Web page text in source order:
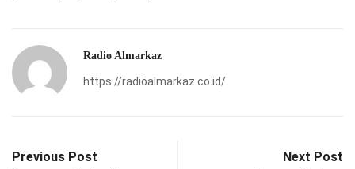
Radio Almarkaz
https://radioalmarkaz.co.id/
Previous Post Next Post